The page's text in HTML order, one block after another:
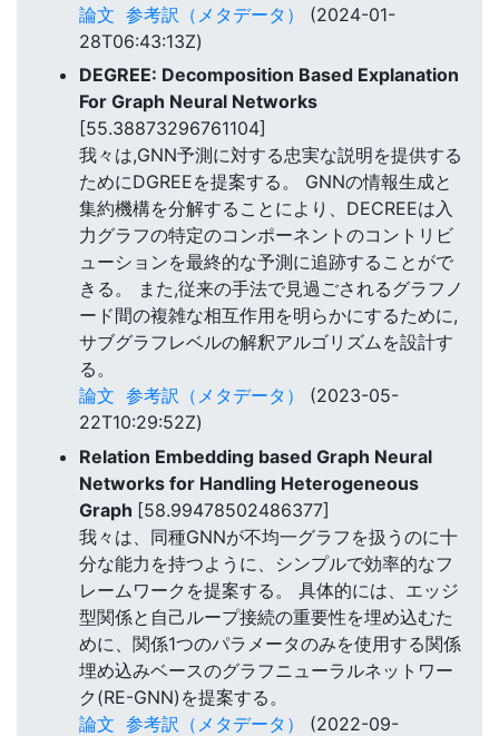
論文 参考訳（メタデータ）
(2024-01-
28T06:43:13Z)
DEGREE: Decomposition Based Explanation
For Graph Neural Networks
[55.38873296761104]
我々は,GNN予測に対する忠実な説明を提供する
ためにDGREEを提案する。 GNNの情報生成と
集約機構を分解することにより、DECREEは入
力グラフの特定のコンポーネントのコントリビ
ューションを最終的な予測に追跡することがで
きる。 また,従来の手法で見過ごされるグラフノ
ード間の複雑な相互作用を明らかにするために,
サブグラフレベルの解釈アルゴリズムを設計す
る。
論文 参考訳（メタデータ）
(2023-05-
22T10:29:52Z)
Relation Embedding based Graph Neural
Networks for Handling Heterogeneous
Graph [58.99478502486377]
我々は、同種GNNが不均一グラフを扱うのに十
分な能力を持つように、シンプルで効率的なフ
レームワークを提案する。 具体的には、エッジ
型関係と自己ループ接続の重要性を埋め込むた
めに、関係1つのパラメータのみを使用する関係
埋め込みベースのグラフニューラルネットワー
ク(RE-GNN)を提案する。
論文 参考訳（メタデータ）
(2022-09-